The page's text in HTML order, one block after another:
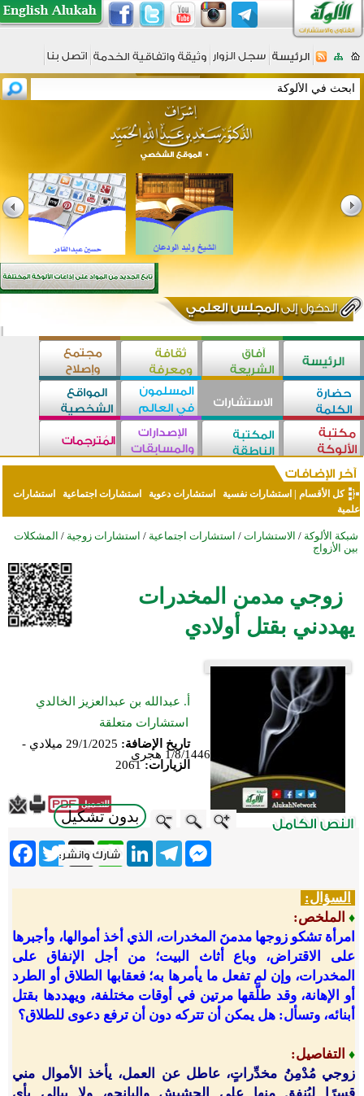
كل الأقسام استشارات نفسية استشارات دعوية استشارات اجتماعية
استشارات
علمية
شبكة الألوكة / الاستشارات / استشارات اجتماعية / استشارات زوجية / المشكلات
بين الأزواج
زوجي مدمن المخدرات
يهددني بقتل أولادي
أ. عبدالله بن عبدالعزيز الخالدي
استشارات متعلقة
تاريخ الإضافة:
29/1/2025 ميلادي -
1/8/1446 هجري
الزيارات:2061
بدون تشكيل
Twitter X
WhatsApp
LinkedInTelegram
Messenger
السؤال:
♦ الملخص:
امرأة تشكو زوجها مدمنَ المخدرات، الذي أخذ أموالها، وأجبرها
على الاقتراض، وباع أثاث البيت؛ من أجل الإنفاق على
المخدرات، وإن لم تفعل ما يأمرها به؛ فعقابها الطلاق أو الطرد
أو الإهانة، وقد طلَّقها مرتين في أوقات مختلفة، ويهددها بقتل
أبنائه، وتسأل: هل يمكن أن تتركه دون أن ترفع دعوى للطلاق؟
♦ التفاصيل:
زوجي مُدْمِنُ مخدِّراتٍ، عاطل عن العمل، يأخذ الأموال مني